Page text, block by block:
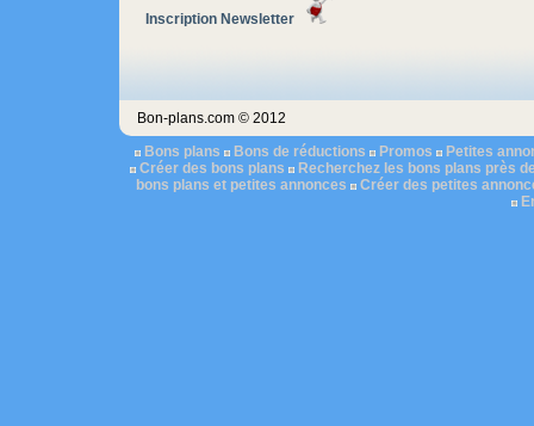
Inscription Newsletter
Bon-plans.com © 2012
Bons plans
Bons de réductions Promos
Petites
Créer des bons plans
Recherchez les bons plans près
bons plans et petites annonces
Créer des petites